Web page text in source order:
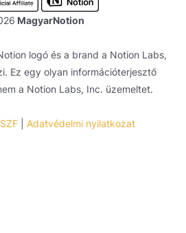
MagyarNotion
logó és a brand a Notion Labs,
Ez egy olyan információterjesztő
a Notion Labs, Inc. üzemeltet.
| Adatvédelmi nyilatkozat